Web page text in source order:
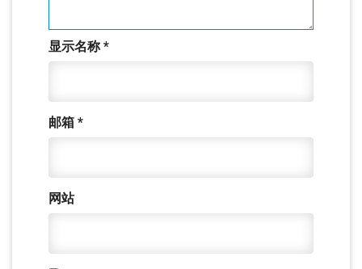
显示名称*
邮箱 *
网站